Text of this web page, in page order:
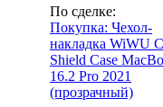
По сделке:
Покупка: Чехол-
накладка WiWU
Shield Case
16.2 Pro 2021
(прозрачный)